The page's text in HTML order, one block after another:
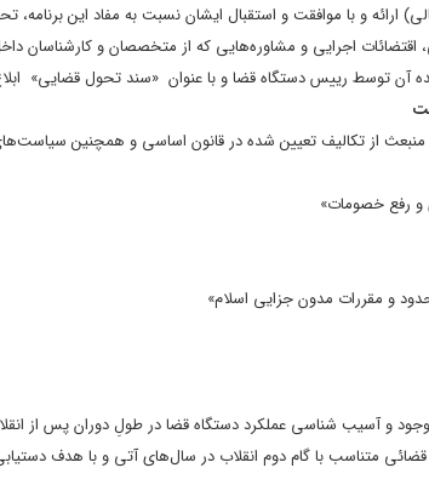
و با موافقت و استقبال ایشان نسبت به مفاد این برنامه،
اجرایی و مشاوره‌هایی که از متخصصان و کارشناسان
آن توسط رییس دستگاه قضا و با عنوان «سند تحول قضایی»
از تکالیف تعیین شده در قانون اساسی و همچنین
و آسیب شناسی عملکرد دستگاه قضا در طولِ دوران پس از
متناسب با گام دوم انقلاب در سال‌های آتی و با هدف